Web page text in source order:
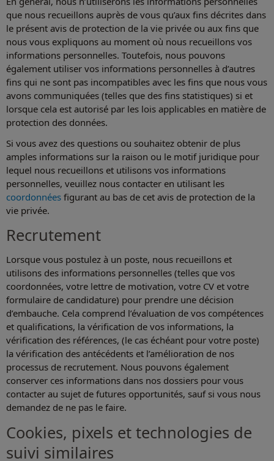
que nous recueillons auprès de vous qu’aux fins décrites dans
le présent avis de protection de la vie privée ou aux fins que
nous vous expliquons au moment où nous recueillons vos
informations personnelles. Toutefois, nous pouvons
également utiliser vos informations personnelles à d’autres
fins qui ne sont pas incompatibles avec les fins que nous vous
avons communiquées (telles que des fins statistiques) si et
lorsque cela est autorisé par les lois applicables en matière de
protection des données.
Si vous avez des questions ou souhaitez obtenir de plus
amples informations sur la raison ou le motif juridique pour
lequel nous recueillons et utilisons vos informations
personnelles, veuillez nous contacter en utilisant les
coordonnées figurant au bas de cet avis de protection de la
vie privée.
Recrutement
Lorsque vous postulez à un poste, nous recueillons et
utilisons des informations personnelles (telles que vos
coordonnées, votre lettre de motivation, votre CV et votre
formulaire de candidature) pour prendre une décision
d’embauche. Cela comprend l’évaluation de vos compétences
et qualifications, la vérification de vos informations, la
vérification des références, (le cas échéant pour votre poste)
la vérification des antécédents et l’amélioration de nos
processus de recrutement. Nous pouvons également
conserver ces informations dans nos dossiers pour vous
contacter au sujet de futures opportunités, sauf si vous nous
demandez de ne pas le faire.
Cookies, pixels et technologies de
suivi similaires